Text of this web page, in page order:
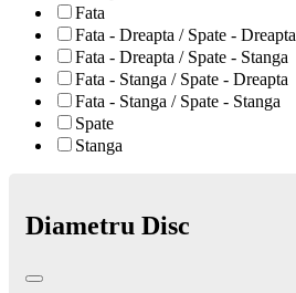
Fata
Fata - Dreapta / Spate - Dreapta
Fata - Dreapta / Spate - Stanga
Fata - Stanga / Spate - Dreapta
Fata - Stanga / Spate - Stanga
Spate
Stanga
Diametru Disc